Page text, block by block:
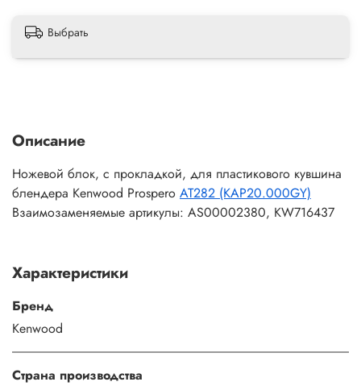
Выбрать
Описание
Ножевой блок, с прокладкой, для пластикового кувшина
блендера Kenwood Prospero AT282 (KAP20.000GY)
Взаимозаменяемые артикулы: AS00002380, KW716437
Характеристики
Бренд
Kenwood
Страна производства